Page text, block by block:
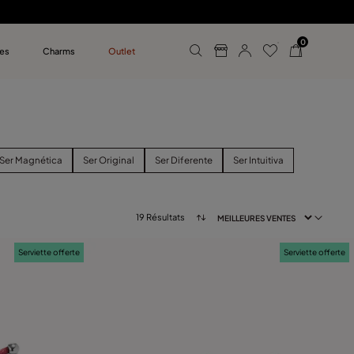
Charms Outlet
0
Ser Magnética Ser Original Ser Diferente Ser Intuitiva
19 Résultats
Serviette offerte Serviette offerte